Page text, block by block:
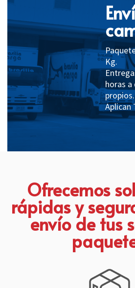
Kg.
horas
propios.
Aplican
Ofrecemos
rápidas y
envío de tus